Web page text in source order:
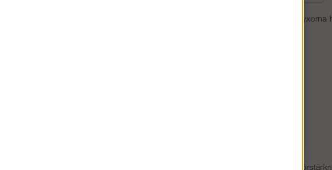
TEX som håller dig varm och torr i våta och kalla förhållanden. De slitstarka
anpassning till växlande väderförhållanden.
GORE-TEX-tyg med heltejpade sömmar
utmärkt värme och bra funktion
i CORDURA® och GORE-TEX-förstärkning vid underbenet
och benficka med fäste för ID-bricka
enkel på- och avtagning
/ XS-long - XL-long
TEX, 140 g/m². Förstärkning 1: 100 % polyamid GORE-TEX, 190 g/m².